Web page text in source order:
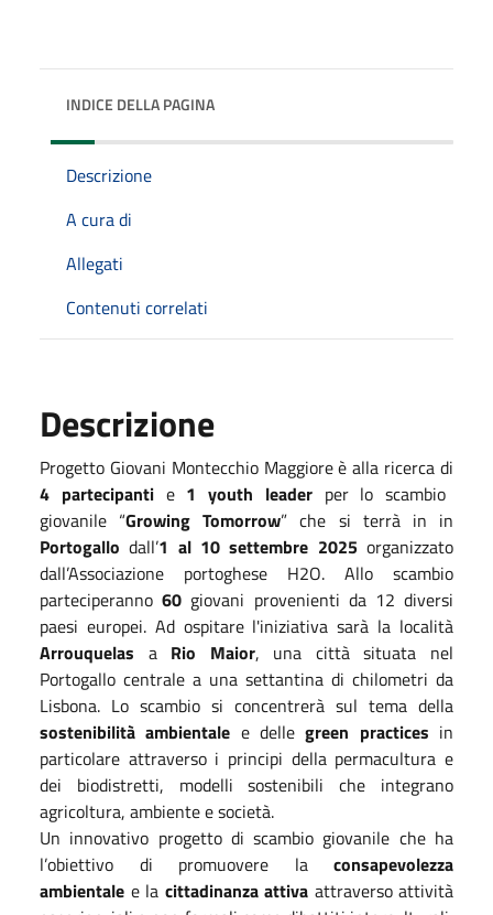
INDICE DELLA PAGINA
Descrizione
A cura di
Allegati
Contenuti correlati
Descrizione
Progetto Giovani Montecchio Maggiore è alla ricerca di
4 partecipantie 1 youth leaderper lo scambio
giovanile “Growing Tomorrow” che si terrà in in
Portogallodall’1 al 10 settembre 2025organizzato
dall’Associazione portoghese H2O. Allo scambio
parteciperanno60 giovani provenienti da 12 diversi
paesi europei. Ad ospitare l'iniziativa sarà la località
Arrouquelas a Rio Maior, una città situata nel
Portogallo centrale a una settantina di chilometri da
Lisbona. Lo scambio si concentrerà sul tema della
sostenibilità ambientale e dellegreen practices in
particolare attraverso i principi della permacultura e
dei biodistretti, modelli sostenibili che integrano
agricoltura, ambiente e società.
Un innovativo progetto di scambio giovanile che ha
l’obiettivo di promuovere la consapevolezza
ambientale e la cittadinanza attiva attraverso attività